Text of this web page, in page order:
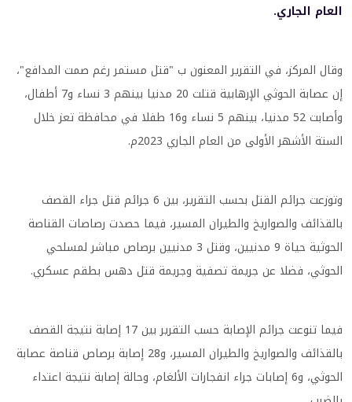
العام الجاري.
وقال المركز، في التقرير المعنون ب "قتل مستمر رغم صمت المدافع"،
إن عصابة الحوثي الإرهابية قتلت 20 مدنيا بينهم 3 نساء و7 أطفال،
وأصابت 52 مدنيا، بينهم 5 نساء و16 طفلا في محافظة تعز خلال
الستة الأشهر الأولى من العام الجاري 2023م.
وتوزعت جرائم القتل بحسب التقرير، بين 6 جرائم قتل جراء القصف
بالقذائف والصواريخ والطيران المسير، فيما حصدت رصاصات القناصة
الحوثية حياة 9 مدنيين، وقتل 3 مدنيين برصاص مباشر لمسلحي
الحوثي، فضلا عن جريمة تصفية وجريمة قتل دهس بطقم عسكري.
فيما تنوعت جرائم الإصابة حسب التقرير بين 17 إصابة نتيجة القصف
بالقذائف والصواريخ والطيران المسير، و28 إصابة برصاص قناصة عصابة
الحوثي، و6 إصابات جراء انفجارات الألغام، وحالة إصابة نتيجة اعتداء